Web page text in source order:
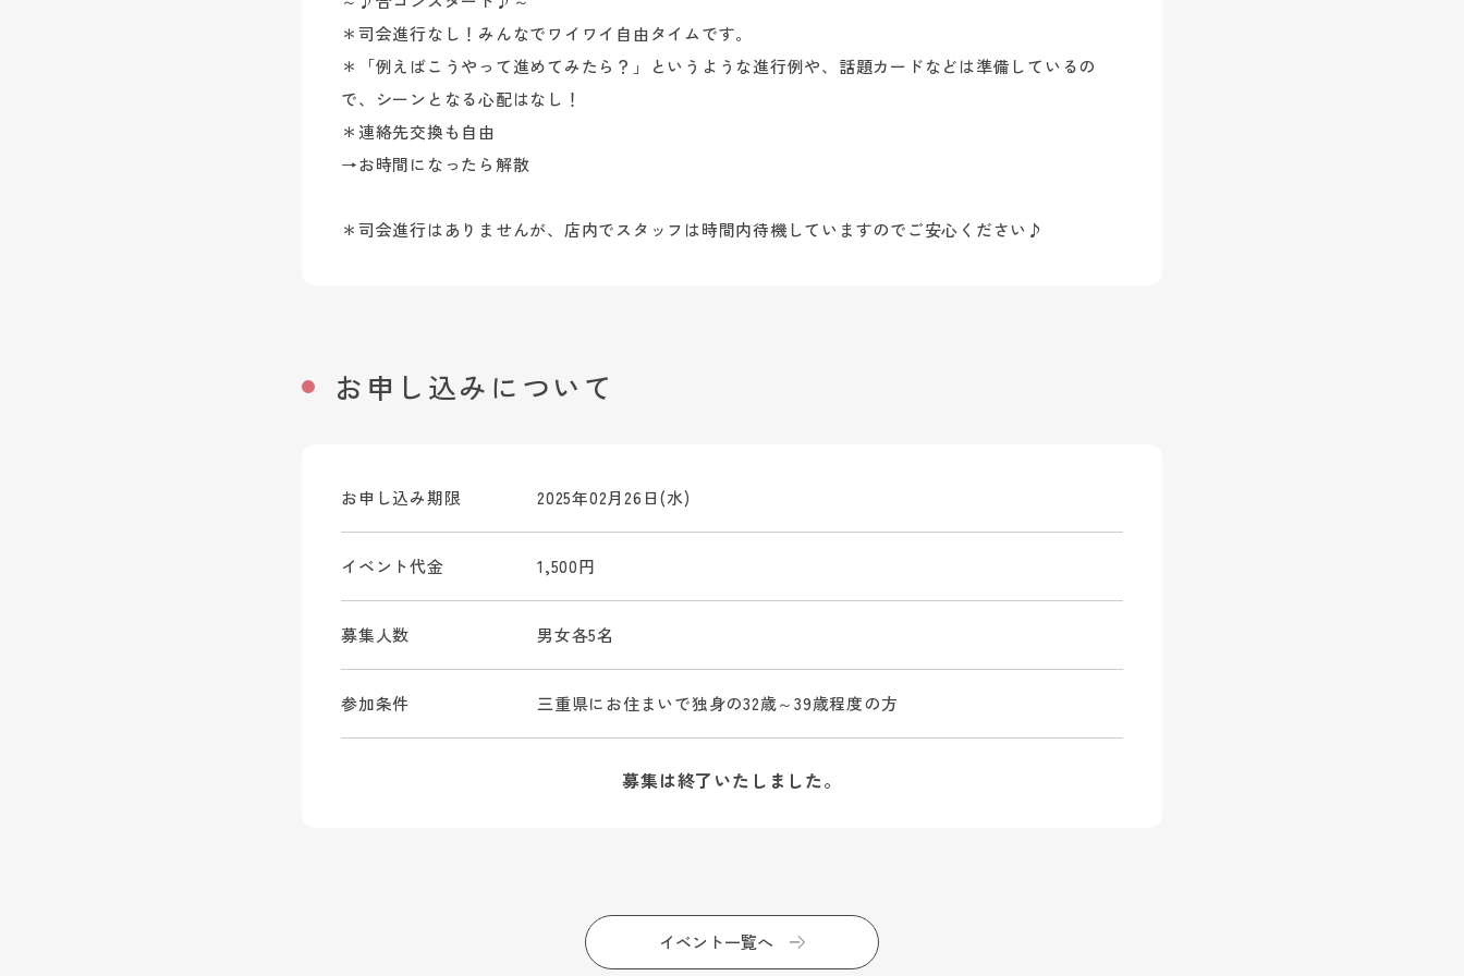
＊司会進行なし！みんなでワイワイ自由タイムです。
＊「例えばこうやって進めてみたら？」というような進行例や、話題カードなどは準備しているの
で、シーンとなる心配はなし！
＊連絡先交換も自由
→お時間になったら解散
＊司会進行はありませんが、店内でスタッフは時間内待機していますのでご安心ください♪
お申し込みについて
お申し込み期限 2025年02月26日(水)
イベント代金 1,500円
募集人数 男女各5名
参加条件 三重県にお住まいで独身の32歳～39歳程度の方
募集は終了いたしました。
イベント一覧へ